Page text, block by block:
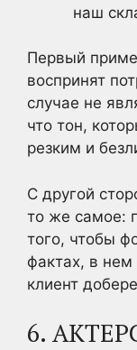
наш
Первый
воспринят
случае не
что тон,
резким и
С другой
то же самое:
того, чтобы
фактах, в нем
клиент
6.